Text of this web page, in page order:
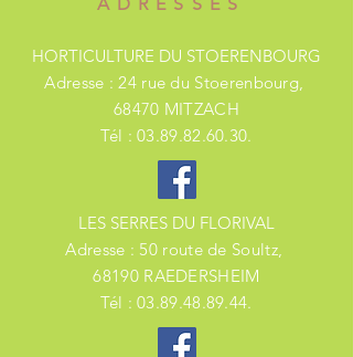
HORTICULTURE DU STOERENBOURG
Adresse : 24 rue du Stoerenbourg,
68470 MITZACH
Tél :03.89.82.60.30.
LES SERRES DU FLORIVAL
Adresse : 50 route de Soultz,
68190 RAEDERSHEIM
Tél :03.89.48.89.44.